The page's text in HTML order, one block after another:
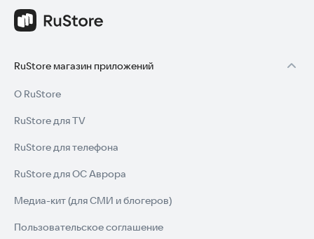
RuStore магазин приложений
О RuStore
RuStore для TV
RuStore для телефона
RuStore для ОС Аврора
Медиа-кит (для СМИ и блогеров)
Пользовательское соглашение